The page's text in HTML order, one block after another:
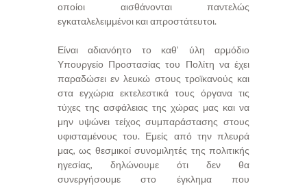
οποίοι αισθάνονται παντελώς
εγκαταλελειμμένοι και απροστάτευτοι.
Είναι αδιανόητο το καθ’ ύλη αρμόδιο
Υπουργείο Προστασίας του Πολίτη να έχει
παραδώσει εν λευκώ στους τροϊκανούς και
στα εγχώρια εκτελεστικά τους όργανα τις
τύχες της ασφάλειας της χώρας μας και να
μην υψώνει τείχος συμπαράστασης στους
υφισταμένους του. Εμείς από την πλευρά
μας, ως θεσμικοί συνομιλητές της πολιτικής
ηγεσίας, δηλώνουμε ότι δεν θα
συνεργήσουμε στο έγκλημα που